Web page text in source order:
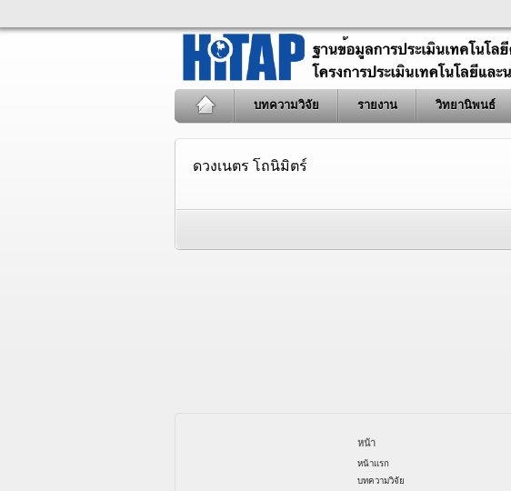
บทความวิจัย รายงาน วิทยานิพนธ์
ดวงเนตร โถนิมิตร์
หน้า
หน้าแรก
บทความวิจัย